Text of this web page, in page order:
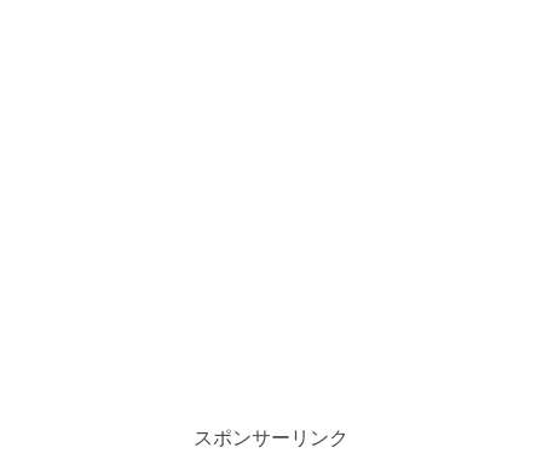
スポンサーリンク